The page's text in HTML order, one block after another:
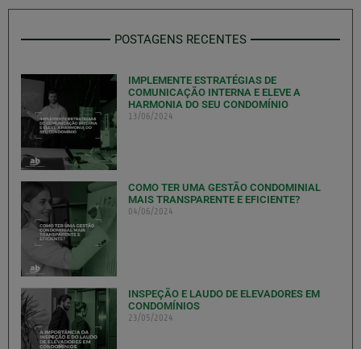
POSTAGENS RECENTES
IMPLEMENTE ESTRATÉGIAS DE
COMUNICAÇÃO INTERNA E ELEVE A
HARMONIA DO SEU CONDOMÍNIO
13/06/2024
COMO TER UMA GESTÃO CONDOMINIAL
MAIS TRANSPARENTE E EFICIENTE?
04/06/2024
INSPEÇÃO E LAUDO DE ELEVADORES EM
CONDOMÍNIOS
23/05/2024